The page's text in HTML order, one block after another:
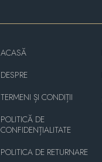
ACASĂ
DESPRE
TERMENI ȘI CONDIȚII
POLITICĂ DE
CONFIDENȚIALITATE
POLITICA DE RETURNARE